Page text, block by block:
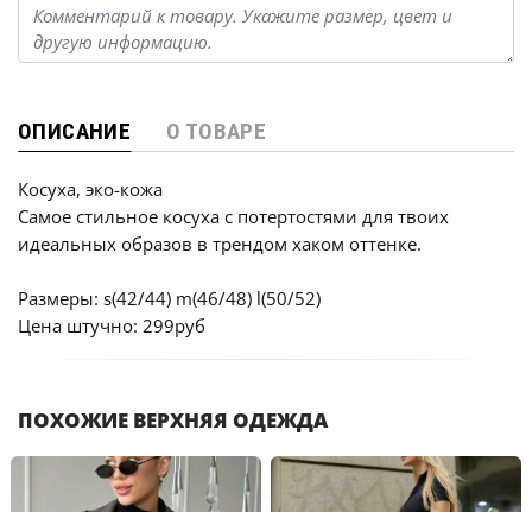
ОПИСАНИЕ О ТОВАРЕ
Косуха, эко-кожа
Самое стильное косуха с потертостями для твоих
идеальных образов в трендом хаком оттенке.
Размеры: s(42/44) m(46/48) l(50/52)
Цена штучно: 299руб
ПОХОЖИЕ ВЕРХНЯЯ ОДЕЖДА